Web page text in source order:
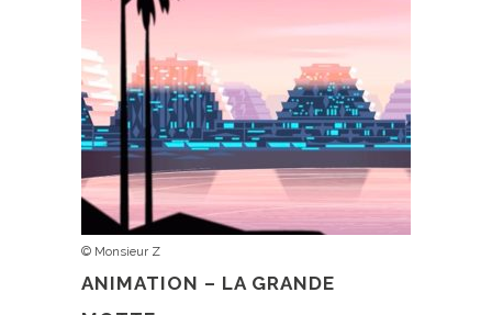
© Monsieur Z
ANIMATION – LA GRANDE